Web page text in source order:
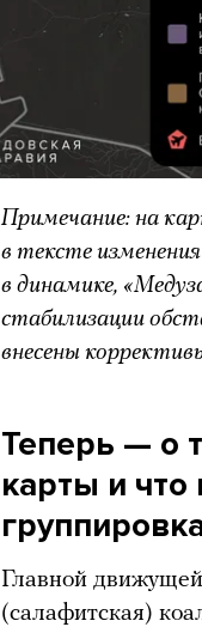
Примечание: на
в тексте
в динамике,
стабилизации
внесены
Теперь — о
карты и что
Главной
(салафитская)